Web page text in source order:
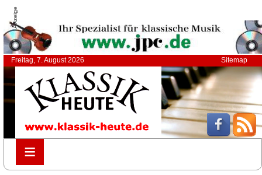
Anzeige
Freitag, 7. August 2026 Sitemap
≡
≡